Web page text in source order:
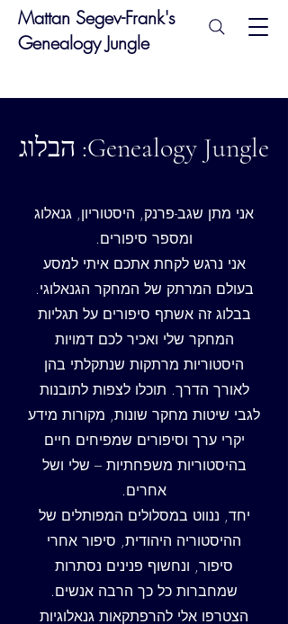
Mattan Segev-Frank's
Genealogy Jungle
Genealogy Jungle: הבלוג
אני מתן שגב-פרנק, היסטוריון, גנאלוג
ומספר סיפורים.
אני נרגש לקחת אתכם איתי למסע
בעולם המרתק של המחקר הגנאלוגי.
בבלוג זה אשתף סיפורים על תגליות
המחקר שלי ואכיר לכם דמויות
היסטוריות מרתקות שנתקלתי בהן
לאורך הדרך. תוכלו לצפות לתובנות
לגבי שיטות מחקר שונות, מקורות מידע
יקרי ערך וסיפורים שמפיחים חיים
בהיסטוריות משפחתיות – שלי ושל
אחרים.
יחד, ננווט במסלולים המפותלים של
ההיסטוריה היהודית, סיפור אחרי
סיפור, ונחשוף פנינים נסתרות
שמחברות כל כך הרבה אנשים.
הצטרפו אלי להרפתקאות גנאלוגיות